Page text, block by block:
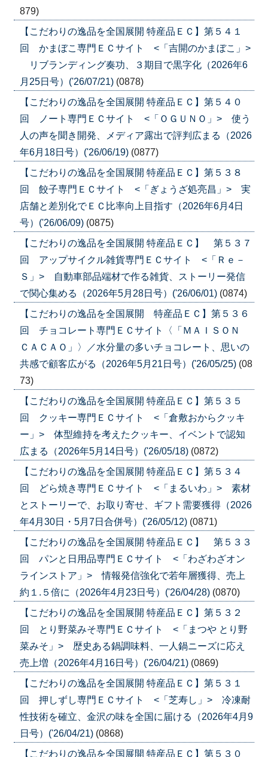
879)
【こだわりの逸品を全国展開 特産品ＥＣ】第５４１
回 かまぼこ専門ＥＣサイト <「吉開のかまぼこ」>
リブランディング奏功、３期目で黒字化（2026年6
月25日号）('26/07/21) (0878)
【こだわりの逸品を全国展開 特産品ＥＣ】第５４０
回 ノート専門ＥＣサイト <「ＯＧＵＮＯ」> 使う
人の声を聞き開発、メディア露出で評判広まる（2026
年6月18日号）('26/06/19) (0877)
【こだわりの逸品を全国展開 特産品ＥＣ】第５３８
回 餃子専門ＥＣサイト <「ぎょうざ処亮昌」> 実
店舗と差別化でＥＣ比率向上目指す（2026年6月4日
号）('26/06/09) (0875)
【こだわりの逸品を全国展開 特産品ＥＣ】 第５３７
回 アップサイクル雑貨専門ＥＣサイト <「Ｒｅ－
Ｓ」> 自動車部品端材で作る雑貨、ストーリー発信
で関心集める（2026年5月28日号）('26/06/01) (0874)
【こだわりの逸品を全国展開 特産品ＥＣ】第５３６
回 チョコレート専門ＥＣサイト〈「ＭＡＩＳＯＮ
ＣＡＣＡＯ」〉／水分量の多いチョコレート、思いの
共感で顧客広がる（2026年5月21日号）('26/05/25) (08
73)
【こだわりの逸品を全国展開 特産品ＥＣ】第５３５
回 クッキー専門ＥＣサイト <「倉敷おからクッキ
ー」> 体型維持を考えたクッキー、イベントで認知
広まる（2026年5月14日号）('26/05/18) (0872)
【こだわりの逸品を全国展開 特産品ＥＣ】第５３４
回 どら焼き専門ＥＣサイト <「まるいわ」> 素材
とストーリーで、お取り寄せ、ギフト需要獲得（2026
年4月30日・5月7日合併号）('26/05/12) (0871)
【こだわりの逸品を全国展開 特産品ＥＣ】 第５３３
回 パンと日用品専門ＥＣサイト <「わざわざオン
ラインストア」> 情報発信強化で若年層獲得、売上
約１.５倍に（2026年4月23日号）('26/04/28) (0870)
【こだわりの逸品を全国展開 特産品ＥＣ】第５３２
回 とり野菜みそ専門ＥＣサイト <「まつや とり野
菜みそ」> 歴史ある鍋調味料、一人鍋ニーズに応え
売上増（2026年4月16日号）('26/04/21) (0869)
【こだわりの逸品を全国展開 特産品ＥＣ】第５３１
回 押しずし専門ＥＣサイト <「芝寿し」> 冷凍耐
性技術を確立、金沢の味を全国に届ける（2026年4月9
日号）('26/04/21) (0868)
【こだわりの逸品を全国展開 特産品ＥＣ】第５３０